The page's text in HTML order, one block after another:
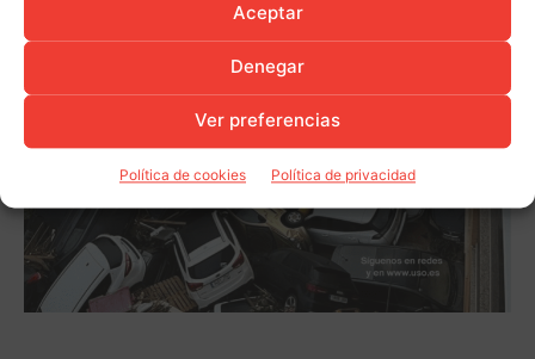
Aceptar
Denegar
Ver preferencias
Política de cookies Política de privacidad